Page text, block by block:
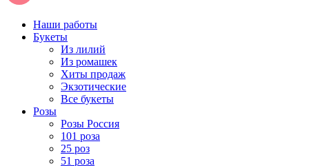
Наши работы
Букеты
Из лилий
Из ромашек
Хиты продаж
Экзотические
Все букеты
Розы
Розы Россия
101 роза
25 роз
51 роза